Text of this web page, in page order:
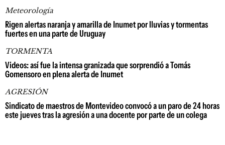
Meteorología
Rigen alertas naranja y amarilla de Inumet por lluvias y tormentas
fuertes en una parte de Uruguay
TORMENTA
Videos: así fue la intensa granizada que sorprendió a Tomás
Gomensoro en plena alerta de Inumet
AGRESIÓN
Sindicato de maestros de Montevideo convocó a un paro de 24 horas
este jueves tras la agresión a una docente por parte de un colega